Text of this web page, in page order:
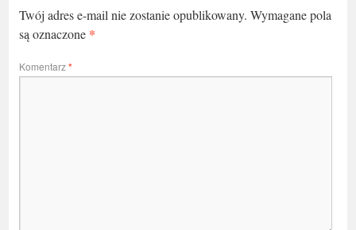
Twój adres e-mail nie zostanie opublikowany. Wymagane pola
są oznaczone *
Komentarz*